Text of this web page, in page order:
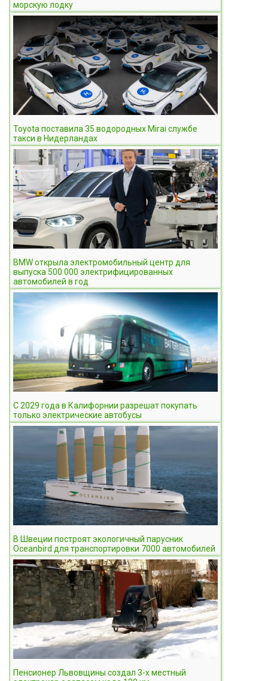
морскую лодку
Toyota поставила 35 водородных Mirai службе
такси в Нидерландах
BMW открыла электромобильный центр для
выпуска 500 000 электрифицированных
автомобилей в год
С 2029 года в Калифорнии разрешат покупать
только электрические автобусы
В Швеции построят экологичный парусник
Oceanbird для транспортировки 7000 автомобилей
Пенсионер Львовщины создал 3-х местный